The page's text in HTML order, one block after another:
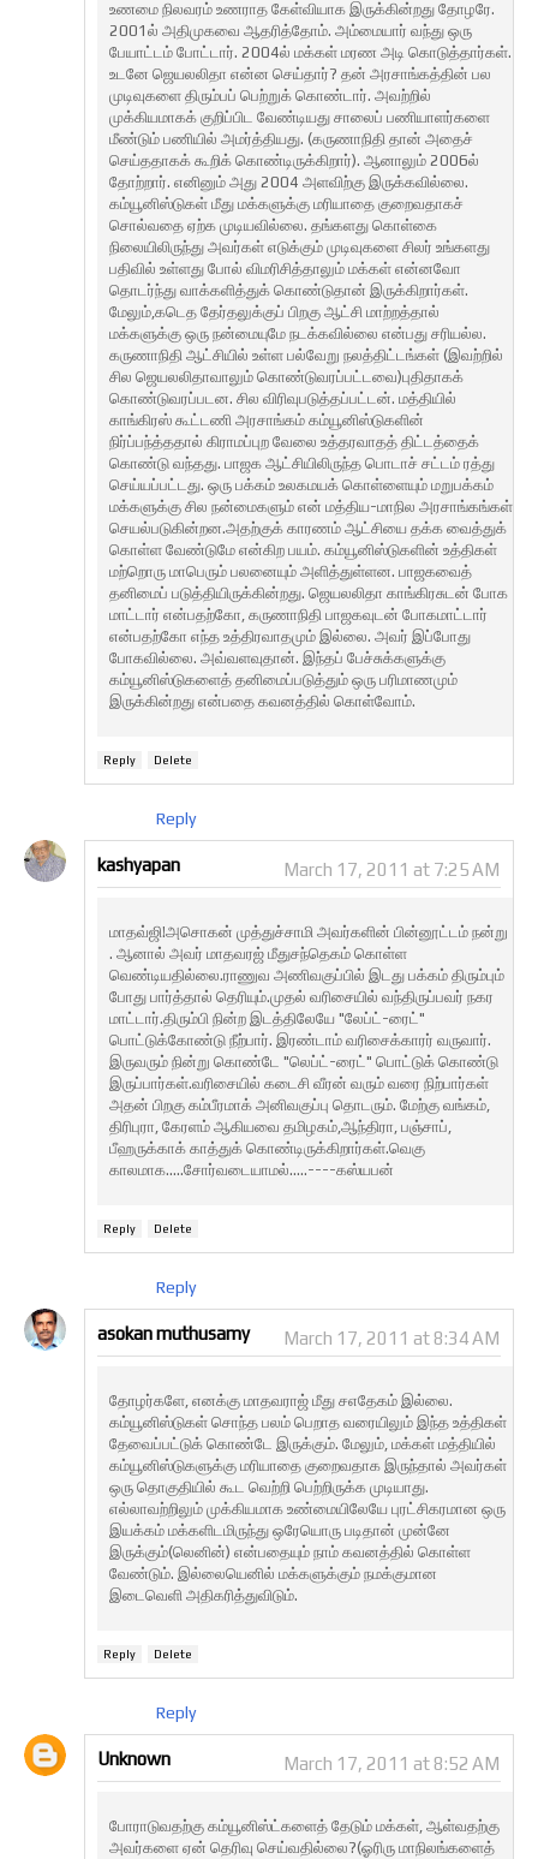
உணமை நிலவரம் உணராத கேள்வியாக இருக்கின்றது தோழரே.
2001ல் அதிமுகவை ஆதரித்தோம். அம்மையார் வந்து ஒரு
பேயாட்டம் போட்டார். 2004ல் மக்கள் மரண அடி கொடுத்தார்கள்.
உடனே ஜெயலலிதா என்ன செய்தார்? தன் அரசாங்கத்தின் பல
முடிவுகளை திரும்பப் பெற்றுக் கொண்டார். அவற்றில்
முக்கியமாகக் குறிப்பிட வேண்டியது சாலைப் பணியாளர்களை
மீண்டும் பணியில் அமர்த்தியது. (கருணாநிதி தான் அதைச்
செய்ததாகக் கூறிக் கொண்டிருக்கிறார்). ஆனாலும் 2006ல்
தோற்றார். எனினும் அது 2004 அளவிற்கு இருக்கவில்லை.
கம்யூனிஸ்டுகள் மீது மக்களுக்கு மரியாதை குறைவதாகச்
சொல்வதை ஏற்க முடியவில்லை. தங்களது கொள்கை
நிலையிலிருந்து அவர்கள் எடுக்கும் முடிவுகளை சிலர் உங்களது
பதிவில் உள்ளது போல் விமரிசித்தாலும் மக்கள் என்னவோ
தொடர்ந்து வாக்களித்துக் கொண்டுதான் இருக்கிறார்கள்.
மேலும்,கடெத தேர்தலுக்குப் பிறகு ஆட்சி மாற்றத்தால்
மக்களுக்கு ஒரு நன்மையுமே நடக்கவில்லை என்பது சரியல்ல.
கருணாநிதி ஆட்சியில் உள்ள பல்வேறு நலத்திட்டங்கள் (இவற்றில்
சில ஜெயலலிதாவாலும் கொண்டுவரப்பட்டவை)புதிதாகக்
கொண்டுவரப்படன. சில விரிவுபடுத்தப்பட்டன். மத்தியில்
காங்கிரஸ் கூட்டணி அரசாங்கம் கம்யூனிஸ்டுகளின்
நிர்ப்பந்த்ததால் கிராமப்புற வேலை உத்தரவாதத் திட்டத்தைக்
கொண்டு வந்தது. பாஜக ஆட்சியிலிருந்த பொடாச் சட்டம் ரத்து
செய்யப்பட்டது. ஒரு பக்கம் உலகமயக் கொள்ளையும் மறுபக்கம்
மக்களுக்கு சில நன்மைகளும் என் மத்திய-மாநில அரசாங்கங்கள்
செயல்படுகின்றன.அதற்குக் காரணம் ஆட்சியை தக்க வைத்துக்
கொள்ள வேண்டுமே என்கிற பயம். கம்யூனிஸ்டுகளின் உத்திகள்
மற்றொரு மாபெரும் பலனையும் அளித்துள்ளன. பாஜகவைத்
தனிமைப் படுத்தியிருக்கின்றது. ஜெயலலிதா காங்கிரசுடன் போக
மாட்டார் என்பதற்கோ, கருணாநிதி பாஜகவுடன் போகமாட்டார்
என்பதற்கோ எந்த உத்திரவாதமும் இல்லை. அவர் இப்போது
போகவில்லை. அவ்வளவுதான். இந்தப் பேச்சுக்களுக்கு
கம்யூனிஸ்டுகளைத் தனிமைப்படுத்தும் ஒரு பரிமாணமும்
இருக்கின்றது என்பதை கவனத்தில் கொள்வோம்.
Reply Delete
Reply
kashyapan March 17, 2011 at 7:25 AM
மாதவ்ஜி!அசொகன் முத்துச்சாமி அவர்களின் பின்னூட்டம் நன்று
. ஆனால் அவர் மாதவரஜ் மீதுசந்தெகம் கொள்ள
வெண்டியதில்லை.ராணுவ அணிவகுப்பில் இடது பக்கம் திரும்பும்
போது பார்த்தால் தெரியும்.முதல் வரிசையில் வந்திருப்பவர் நகர
மாட்டார்.திரும்பி நின்ற இடத்திலேயே "லேப்ட்-ரைட்"
பொட்டுக்கோண்டு நீற்பார். இரண்டாம் வரிசைக்காரர் வருவார்.
இருவரும் நின்று கொண்டே "லெப்ட்-ரைட்" பொட்டுக் கொண்டு
இருப்பார்கள்.வரிசையில் கடைசி வீரன் வரும் வரை நிற்பார்கள்
அதன் பிறகு கம்பீரமாக் அனிவகுப்பு தொடரும். மேற்கு வங்கம்,
திரிபுரா, கேரளம் ஆகியவை தமிழகம்,ஆந்திரா, பஞ்சாப்,
பீஹருக்காக் காத்துக் கொண்டிருக்கிறார்கள்.வெகு
காலமாக.....சோர்வடையாமல்.....----கஸ்யபன்
Reply Delete
Reply
asokan muthusamy March 17, 2011 at 8:34 AM
தோழர்களே, எனக்கு மாதவராஜ் மீது சஎதேகம் இல்லை.
கம்யூனிஸ்டுகள் சொந்த பலம் பெறாத வரையிலும் இந்த உத்திகள்
தேவைப்பட்டுக் கொண்டே இருக்கும். மேலும், மக்கள் மத்தியில்
கம்யூனிஸ்டுகளுக்கு மரியாதை குறைவதாக இருந்தால் அவர்கள்
ஒரு தொகுதியில் கூட வெற்றி பெற்றிருக்க முடியாது.
எல்லாவற்றிலும் முக்கியமாக உண்மையிலேயே புரட்சிகரமான ஒரு
இயக்கம் மக்களிடமிருந்து ஒரேயொரு படிதான் முன்னே
இருக்கும்(லெனின்) என்பதையும் நாம் கவனத்தில் கொள்ள
வேண்டும். இல்லையெனில் மக்களுக்கும் நமக்குமான
இடைவெளி அதிகரித்துவிடும்.
Reply Delete
Reply
Unknown March 17, 2011 at 8:52 AM
போராடுவதற்கு கம்யூனிஸ்ட்களைத் தேடும் மக்கள், ஆள்வதற்கு
அவர்களை ஏன் தெரிவு செய்வதில்லை?(ஓரிரு மாநிலங்களைத்